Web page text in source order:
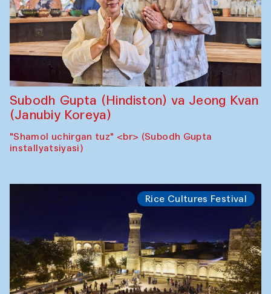
Subodh Gupta (Hindiston) va Jeong Kvan
(Janubiy Koreya)
"Shamol uchirgan tuz" <br> (Subodh Gupta
installyatsiyasi)
Rice Cultures Festival